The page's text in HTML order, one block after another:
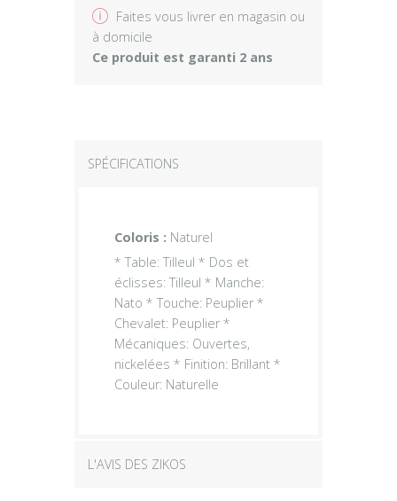
v Faites vous livrer en magasin ou
à domicile
Ce produit est garanti 2 ans
SPÉCIFICATIONS
Coloris : Naturel
* Table: Tilleul * Dos et
éclisses: Tilleul * Manche:
Nato * Touche: Peuplier *
Chevalet: Peuplier *
Mécaniques: Ouvertes,
nickelées * Finition: Brillant *
Couleur: Naturelle
L'AVIS DES ZIKOS